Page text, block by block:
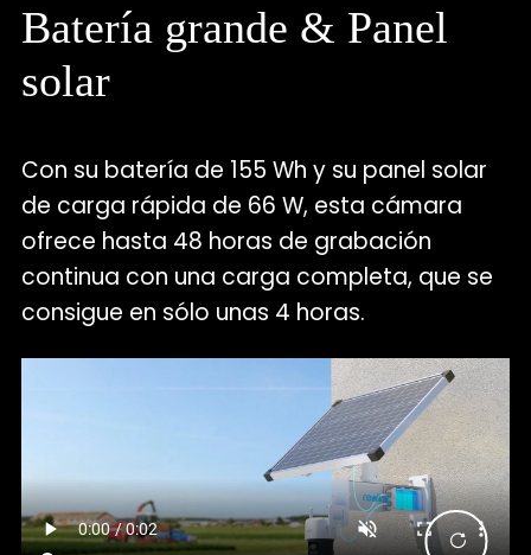
Batería grande & Panel
solar
Con su batería de 155 Wh y su panel solar
de carga rápida de 66 W, esta cámara
ofrece hasta 48 horas de grabación
continua con una carga completa, que se
consigue en sólo unas 4 horas.